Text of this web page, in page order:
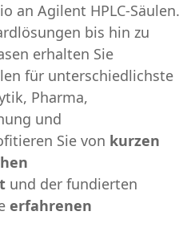
an Agilent HPLC-Säulen.
bis hin zu
erhalten Sie
für unterschiedlichste
Pharma,
und
Sie von kurzen
und der fundierten
erfahrenen